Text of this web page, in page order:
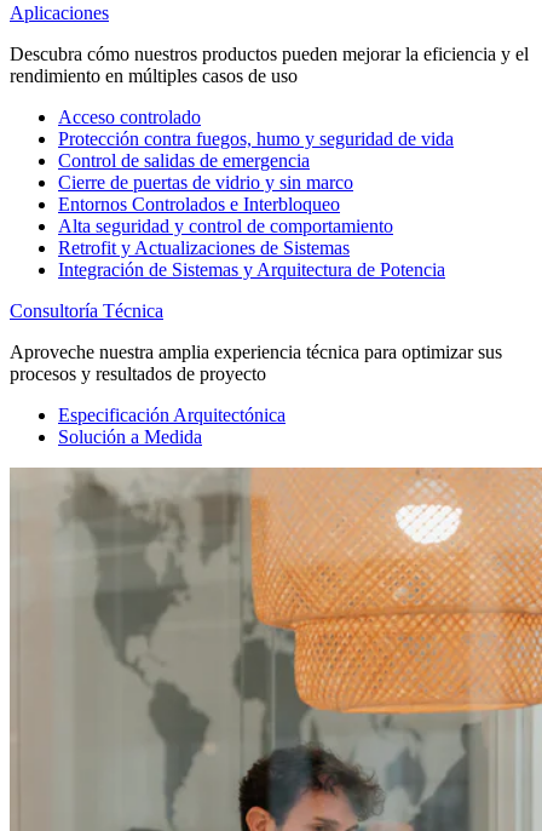
Aplicaciones
Descubra cómo nuestros productos pueden mejorar la eficiencia y el
rendimiento en múltiples casos de uso
Acceso controlado
Protección contra fuegos, humo y seguridad de vida
Control de salidas de emergencia
Cierre de puertas de vidrio y sin marco
Entornos Controlados e Interbloqueo
Alta seguridad y control de comportamiento
Retrofit y Actualizaciones de Sistemas
Integración de Sistemas y Arquitectura de Potencia
Consultoría Técnica
Aproveche nuestra amplia experiencia técnica para optimizar sus
procesos y resultados de proyecto
Especificación Arquitectónica
Solución a Medida